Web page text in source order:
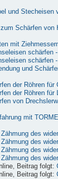
und Stecheisen
Schärfen von
mit
schärfen
schärfen
und
der Röhren für
der Röhren für
von
mit
des
des
des
des
Beitrag folgt:
Beitrag folgt: